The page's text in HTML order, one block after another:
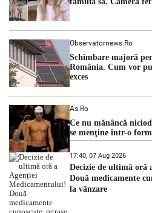
Observatornews.ro
Schimbare majoră
România. Cum vor
exces
As.ro
Ce nu mănâncă
se menţine într-o
17:40, 07 Aug 2026
Decizie de ultimă oră
Două medicamente
la vânzare